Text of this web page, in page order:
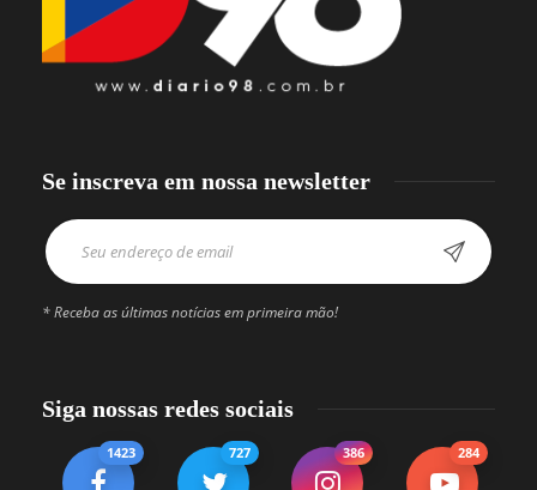
Se inscreva em nossa newsletter
* Receba as últimas notícias em primeira mão!
Siga nossas redes sociais
1423 727 386 284